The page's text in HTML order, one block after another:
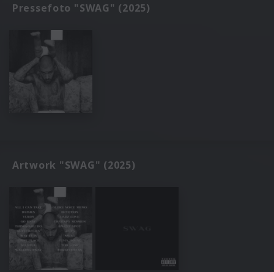
Pressefoto "SWAG" (2025)
Artwork "SWAG" (2025)